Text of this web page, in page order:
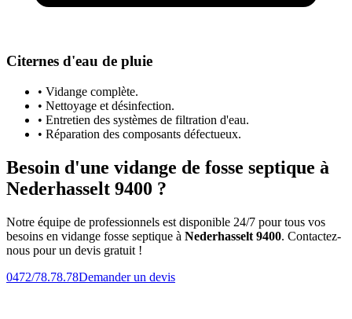
Citernes d'eau de pluie
• Vidange complète.
• Nettoyage et désinfection.
• Entretien des systèmes de filtration d'eau.
• Réparation des composants défectueux.
Besoin d'une vidange de fosse septique à
Nederhasselt 9400 ?
Notre équipe de professionnels est disponible 24/7 pour tous vos
besoins en vidange fosse septique à Nederhasselt 9400. Contactez-
nous pour un devis gratuit !
0472/78.78.78Demander un devis